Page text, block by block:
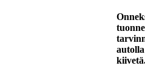
autolla